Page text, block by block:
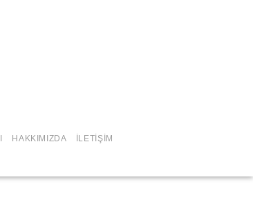
HAKKIMIZDA İLETIŞIM